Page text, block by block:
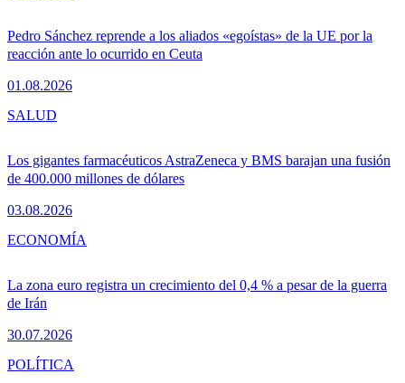
Pedro Sánchez reprende a los aliados «egoístas» de la UE por la
reacción ante lo ocurrido en Ceuta
01.08.2026
Los gigantes farmacéuticos AstraZeneca y BMS barajan una fusión
de 400.000 millones de dólares
03.08.2026
SALUD
La zona euro registra un crecimiento del 0,4 % a pesar de la guerra
de Irán
30.07.2026
ECONOMÍA
POLÍTICA